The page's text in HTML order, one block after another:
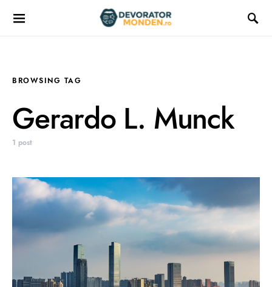
BROWSING TAG
Gerardo L. Munck
1 post